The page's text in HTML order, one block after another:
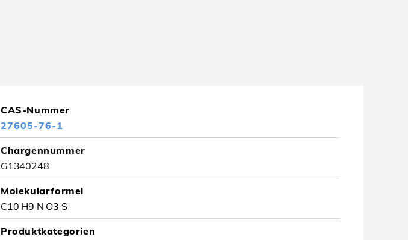
CAS-Nummer
27605-76-1
Chargennummer
G1340248
Molekularformel
C10 H9 N O3 S
Produktkategorien